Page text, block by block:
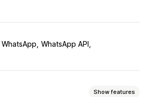
WhatsApp WhatsApp API
Show features